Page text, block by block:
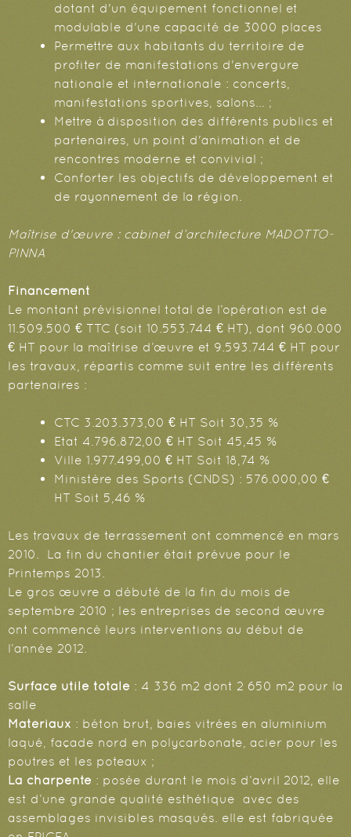
dotant d'un équipement fonctionnel et
modulable d'une capacité de 3000 places
Permettre aux habitants du territoire de
profiter de manifestations d'envergure
nationale et internationale : concerts,
manifestations sportives, salons... ;
Mettre à disposition des différents publics et
partenaires, un point d'animation et de
rencontres moderne et convivial ;
Conforter les objectifs de développement et
de rayonnement de la région.
Maîtrise d'œuvre : cabinet d’architecture MADOTTO-
PINNA
Financement
Le montant prévisionnel total de l’opération est de
11.509.500 € TTC (soit 10.553.744 € HT), dont 960.000
€ HT pour la maîtrise d’œuvre et 9.593.744 € HT pour
les travaux, répartis comme suit entre les différents
partenaires :
CTC 3.203.373,00 € HT Soit 30,35 %
Etat 4.796.872,00 € HT Soit 45,45 %
Ville 1.977.499,00 € HT Soit 18,74 %
Ministère des Sports (CNDS) : 576.000,00 €
HT Soit 5,46 %
Les travaux de terrassement ont commencé en mars
2010. La fin du chantier était prévue pour le
Printemps 2013.
Le gros œuvre a débuté de la fin du mois de
septembre 2010 ; les entreprises de second œuvre
ont commencé leurs interventions au début de
l’année 2012.
Surface utile totale : 4 336 m2 dont 2 650 m2 pour la
salle
Matériaux : béton brut, baies vitrées en aluminium
laqué, façade nord en polycarbonate, acier pour les
poutres et les poteaux ;
La charpente : posée durant le mois d’avril 2012, elle
est d’une grande qualité esthétique avec des
assemblages invisibles masqués. elle est fabriquée